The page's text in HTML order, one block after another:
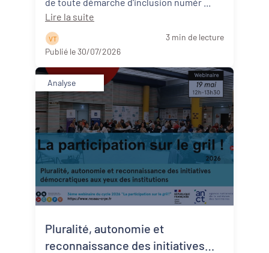
Lire la suite
V T
3 min de lecture
Publié le 30/07/2026
Analyse
Pluralité, autonomie et
reconnaissance des initiatives